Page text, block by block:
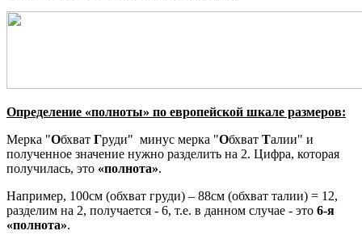
Определение «полноты» по европейской шкале размеров:
Мерка "Обхват Груди" минус мерка "Обхват Талии" и
полученное значение нужно разделить на 2. Цифра, которая
получилась, это «полнота».
Например, 100см (обхват груди) – 88см (обхват талии) = 12,
разделим на 2, получается - 6, т.е. в данном случае - это 6-я
«полнота».